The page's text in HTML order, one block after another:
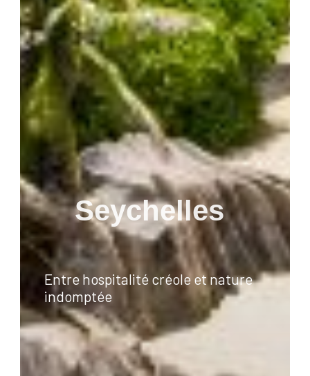
Seychelles
Entre hospitalité créole et nature
indomptée